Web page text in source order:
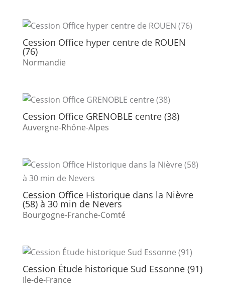
Cession Office hyper centre de ROUEN
(76)
Normandie
Cession Office GRENOBLE centre (38)
Auvergne-Rhône-Alpes
Cession Office Historique dans la Nièvre
(58) à 30 min de Nevers
Bourgogne-Franche-Comté
Cession Étude historique Sud Essonne (91)
Ile-de-France